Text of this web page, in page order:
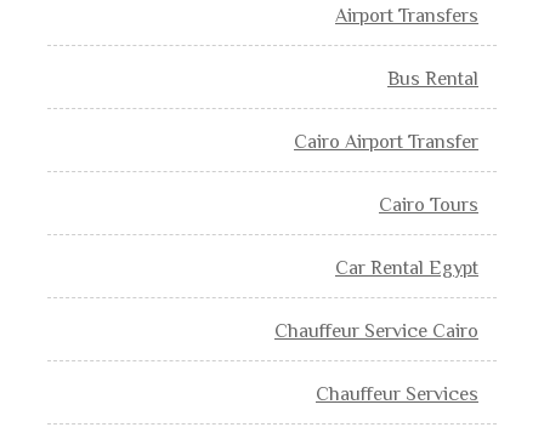
Airport Transfers
Bus Rental
Cairo Airport Transfer
Cairo Tours
Car Rental Egypt
Chauffeur Service Cairo
Chauffeur Services